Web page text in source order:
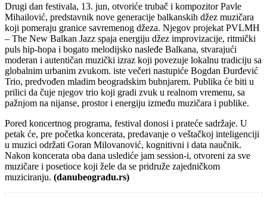
Drugi dan festivala, 13. jun, otvoriće trubač i kompozitor Pavle
Mihailović, predstavnik nove generacije balkanskih džez muzičara
koji pomeraju granice savremenog džeza. Njegov projekat PVLMH
– The New Balkan Jazz spaja energiju džez improvizacije, ritmički
puls hip-hopa i bogato melodijsko nasleđe Balkana, stvarajući
moderan i autentičan muzički izraz koji povezuje lokalnu tradiciju sa
globalnim urbanim zvukom. iste večeri nastupiće Bogdan Đurđević
Trio, predvođen mladim beogradskim bubnjarem. Publika će biti u
prilici da čuje njegov trio koji gradi zvuk u realnom vremenu, sa
pažnjom na nijanse, prostor i energiju između muzičara i publike.
Pored koncertnog programa, festival donosi i prateće sadržaje. U
petak će, pre početka koncerata, predavanje o veštačkoj inteligenciji
u muzici održati Goran Milovanović, kognitivni i data naučnik.
Nakon koncerata oba dana uslediće jam session-i, otvoreni za sve
muzičare i posetioce koji žele da se pridruže zajedničkom
muziciranju. (danubeogradu.rs)